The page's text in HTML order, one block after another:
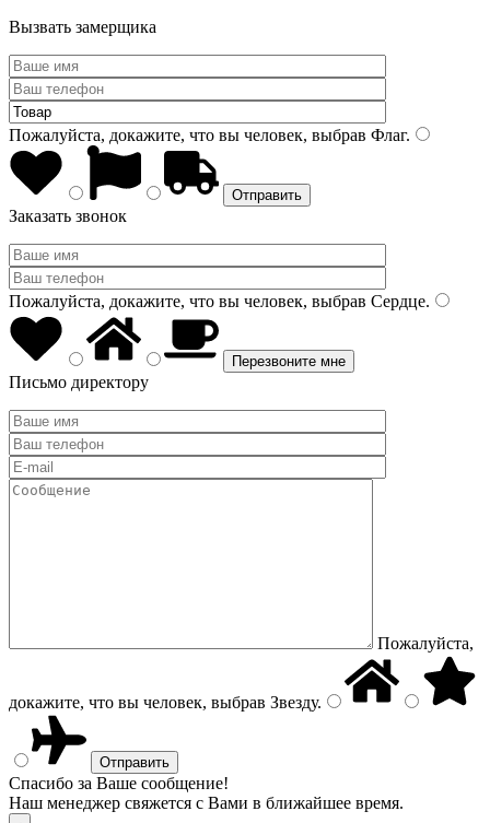
Вызвать замерщика
Пожалуйста, докажите, что вы человек, выбрав Флаг.
Заказать звонок
Пожалуйста, докажите, что вы человек, выбрав Сердце.
Письмо директору
Пожалуйста,
докажите, что вы человек, выбрав Звезду.
Спасибо за Ваше сообщение!
Наш менеджер свяжется с Вами в ближайшее время.